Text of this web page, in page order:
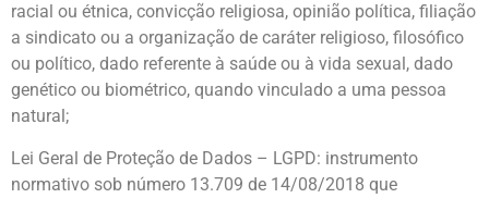
racial ou étnica, convicção religiosa, opinião política, filiação
a sindicato ou a organização de caráter religioso, filosófico
ou político, dado referente à saúde ou à vida sexual, dado
genético ou biométrico, quando vinculado a uma pessoa
natural;
Lei Geral de Proteção de Dados – LGPD: instrumento
normativo sob número 13.709 de 14/08/2018 que